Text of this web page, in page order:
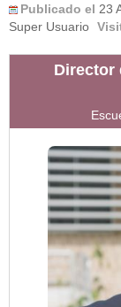
Publicado el 23
Super Usuario
Director